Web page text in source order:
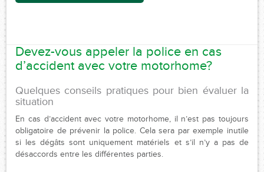
Devez-vous appeler la police en cas
d’accident avec votre motorhome?
Quelques conseils pratiques pour bien évaluer la
situation
En cas d’accident avec votre motorhome, il n’est pas toujours
obligatoire de prévenir la police. Cela sera par exemple inutile
si les dégâts sont uniquement matériels et s’il n’y a pas de
désaccords entre les différentes parties.